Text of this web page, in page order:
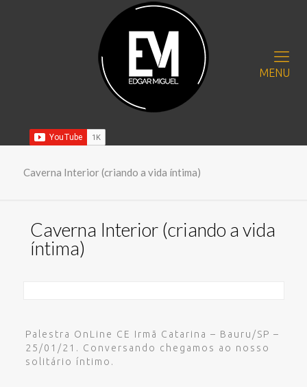
MENU
Caverna Interior (criando a vida íntima)
Caverna Interior (criando a vida
íntima)
Palestra OnLine CE Irmã Catarina – Bauru/SP –
25/01/21. Conversando chegamos ao nosso
solitário íntimo.